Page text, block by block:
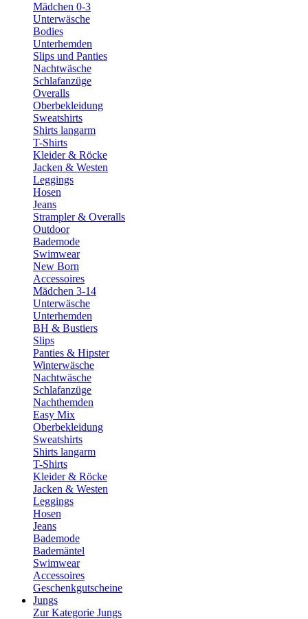
Mädchen 0-3
Unterwäsche
Bodies
Unterhemden
Slips und Panties
Nachtwäsche
Schlafanzüge
Overalls
Oberbekleidung
Sweatshirts
Shirts langarm
T-Shirts
Kleider & Röcke
Jacken & Westen
Leggings
Hosen
Jeans
Strampler & Overalls
Outdoor
Bademode
Swimwear
New Born
Accessoires
Mädchen 3-14
Unterwäsche
Unterhemden
BH & Bustiers
Slips
Panties & Hipster
Winterwäsche
Nachtwäsche
Schlafanzüge
Nachthemden
Easy Mix
Oberbekleidung
Sweatshirts
Shirts langarm
T-Shirts
Kleider & Röcke
Jacken & Westen
Leggings
Hosen
Jeans
Bademode
Bademäntel
Swimwear
Accessoires
Geschenkgutscheine
Jungs
Zur Kategorie Jungs